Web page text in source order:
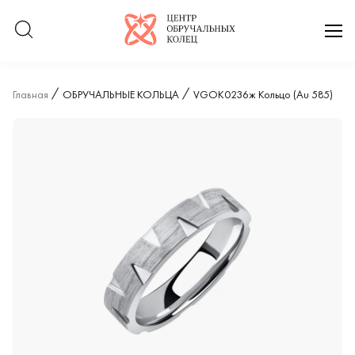
Логотип компании
Главная ОБРУЧАЛЬНЫЕ КОЛЬЦА VGOK0236ж Кольцо (Au 585)